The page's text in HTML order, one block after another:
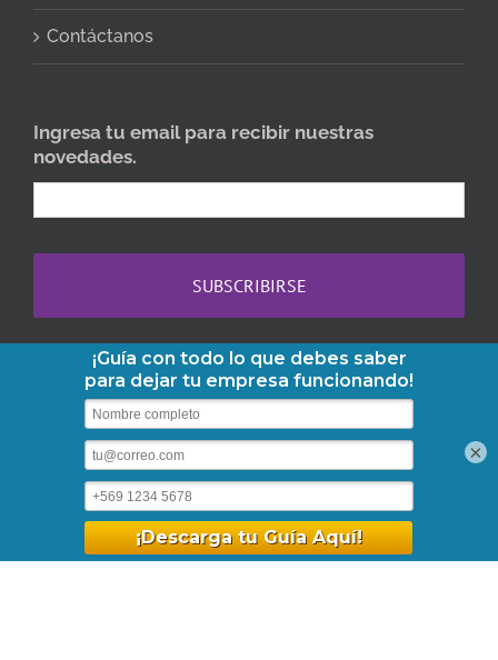
Contáctanos
Ingresa tu email para recibir nuestras
novedades.
Copyright 2013-2026 AbogaDOC | Teléfono:+56-2-3210-6610
contacto@abogadoc.com
| Dr. Barros Borgoño 71, Of. 1105,
Providencia. | Horario: Lunes a Viernes 09:30 - 18:30
×